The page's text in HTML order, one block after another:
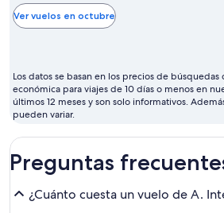
barato
para
suele
ser
octubre
Ver vuelos en octubre
Los datos se basan en los precios de búsquedas
económica para viajes de 10 días o menos en
últimos 12 meses y son solo informativos.
pueden variar.
Preguntas
¿Cuánto cuesta un vuelo de A.